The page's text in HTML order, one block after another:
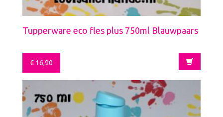
Tupperware eco fles plus 750ml Blauwpaars
€ 16,90